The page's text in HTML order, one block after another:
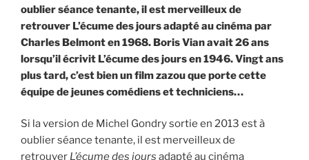
oublier séance tenante, il est merveilleux de
retrouver L’écume des jours adapté au cinéma par
Charles Belmont en 1968. Boris Vian avait 26 ans
lorsqu’il écrivit L’écume des jours en 1946. Vingt ans
plus tard, c’est bien un film zazou que porte cette
équipe de jeunes comédiens et techniciens…
Si la version de Michel Gondry sortie en 2013 est à
oublier séance tenante, il est merveilleux de
retrouver L’écume des jours adapté au cinéma